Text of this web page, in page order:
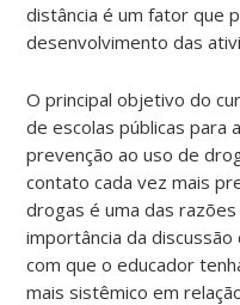
distância é um fator que
desenvolvimento das
O principal objetivo do
de escolas públicas para
prevenção ao uso de
contato cada vez mais
drogas é uma das
importância da
com que o educador
mais sistêmico em